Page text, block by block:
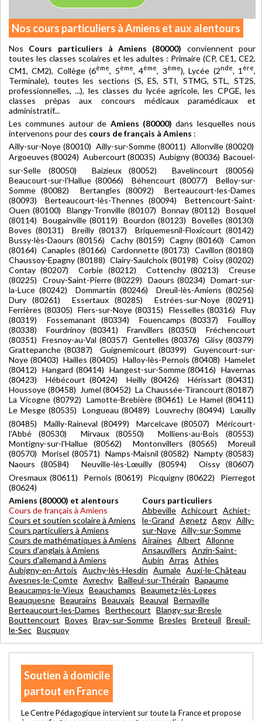
Nos cours particuliers à Amiens et aux alentours
Nos Cours particuliers à Amiens (80000) conviennent pour
toutes les classes scolaires et les adultes : Primaire (CP, CE1, CE2,
CM1, CM2), Collège (6ème, 5ème, 4ème, 3ème), Lycée (2nde, 1 ère,
Terminale), toutes les sections (S, ES, STI, STMG, STL, ST2S,
professionnelles, ...), les classes du lycée agricole, les CPGE, les
classes prépas aux concours médicaux paramédicaux et
administratif...
Les communes autour de Amiens (80000) dans lesquelles nous
intervenons pour des cours de français à Amiens :
Ailly-sur-Noye (80010) Ailly-sur-Somme (80011) Allonville (80020)
Argoeuves (80024) Aubercourt (80035) Aubigny (80036) Bacouel-
sur-Selle (80050) Baizieux (80052) Bavelincourt (80056)
Beaucourt-sur-l'Hallue (80066) Béhencourt (80077) Belloy-sur-
Somme (80082) Bertangles (80092) Berteaucourt-les-Dames
(80093) Berteaucourt-lès-Thennes (80094) Bettencourt-Saint-
Ouen (80100) Blangy-Tronville (80107) Bonnay (80112) Bosquel
(80114) Bougainville (80119) Bourdon (80123) Bovelles (80130)
Boves (80131) Breilly (80137) Briquemesnil-Floxicourt (80142)
Bussy-lès-Daours (80156) Cachy (80159) Cagny (80160) Camon
(80164) Canaples (80166) Cardonnette (80173) Cavillon (80180)
Chaussoy-Epagny (80188) Clairy-Saulchoix (80198) Coisy (80202)
Contay (80207) Corbie (80212) Cottenchy (80213) Creuse
(80225) Crouy-Saint-Pierre (80229) Daours (80234) Domart-sur-
la-Luce (80242) Dommartin (80246) Dreuil-lès-Amiens (80256)
Dury (80261) Essertaux (80285) Estrées-sur-Noye (80291)
Ferrières (80305) Flers-sur-Noye (80315) Flesselles (80316) Fluy
(80319) Fossemanant (80334) Fouencamps (80337) Fouilloy
(80338) Fourdrinoy (80341) Franvillers (80350) Fréchencourt
(80351) Fresnoy-au-Val (80357) Gentelles (80376) Glisy (80379)
Grattepanche (80387) Guignemicourt (80399) Guyencourt-sur-
Noye (80403) Hailles (80405) Halloy-lès-Pernois (80408) Hamelet
(80412) Hangard (80414) Hangest-sur-Somme (80416) Havernas
(80423) Hébécourt (80424) Heilly (80426) Hérissart (80431)
Houssoye (80458) Jumel (80452) La Chaussée-Tirancourt (80187)
La Vicogne (80792) Lamotte-Brebière (80461) Le Hamel (80411)
Le Mesge (80535) Longueau (80489) Louvrechy (80494) Lœuilly
(80485) Mailly-Raineval (80499) Marcelcave (80507) Méricourt-
l'Abbé (80530) Mirvaux (80550) Molliens-au-Bois (80553)
Montigny-sur-l'Hallue (80562) Montonvillers (80565) Moreuil
(80570) Morisel (80571) Namps-Maisnil (80582) Nampty (80583)
Naours (80584) Neuville-lès-Lœuilly (80594) Oissy (80607)
Oresmaux (80611) Pernois (80619) Picquigny (80622) Pierregot
(80624)
Amiens (80000) et alentours
Cours de français à Amiens
Cours et soutien scolaire à Amiens
Cours particuliers à Amiens
Cours de mathématiques à Amiens
Cours d'anglais à Amiens
Cours d'allemand à Amiens
Cours particuliers
Abbeville Achicourt Achiet-
le-Grand Agnetz Agny Ailly-
sur-Noye Ailly-sur-Somme
Airaines Albert Allonne
Ansauvillers Anzin-Saint-
Aubin Arras Athies
Aubigny-en-Artois Auchy-lès-Hesdin Aumale Auxi-le-Château
Avesnes-le-Comte Avrechy Bailleul-sur-Thérain Bapaume
Beaucamps-le-Vieux Beauchamps Beaumetz-lès-Loges
Beauquesne Beaurains Beauvais Beauval Bernaville
Berteaucourt-les-Dames Berthecourt Blangy-sur-Bresle
Bouttencourt Boves Bray-sur-Somme Bresles Breteuil Breuil-
le-Sec Bucquoy
Soutien à domicile
partout en France
Le Centre Pédagogique intervient sur toute la France et propose